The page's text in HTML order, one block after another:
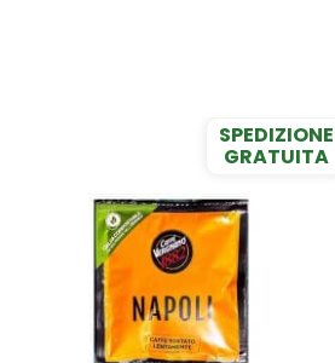
SPEDIZIONE
GRATUITA